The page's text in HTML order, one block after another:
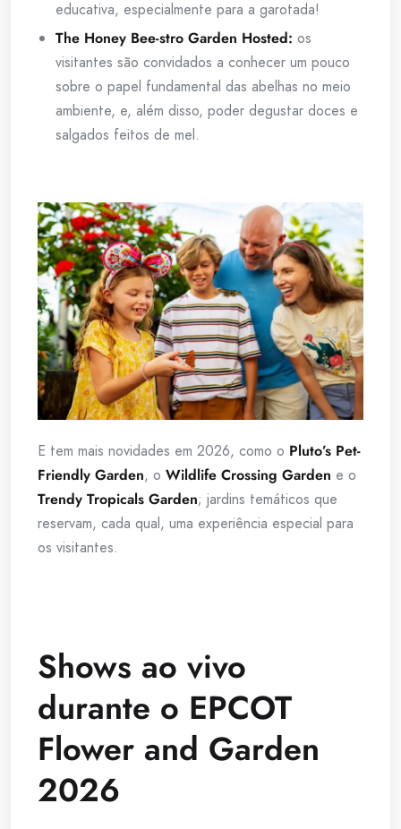
educativa, especialmente para a garotada!
The Honey Bee-stro Garden Hosted: os
visitantes são convidados a conhecer um pouco
sobre o papel fundamental das abelhas no meio
ambiente, e, além disso, poder degustar doces e
salgados feitos de mel.
E tem mais novidades em 2026, como o Pluto’s Pet-
Friendly Garden, o Wildlife Crossing Garden e o
Trendy Tropicals Garden; jardins temáticos que
reservam, cada qual, uma experiência especial para
os visitantes.
Shows ao vivo
durante o EPCOT
Flower and Garden
2026